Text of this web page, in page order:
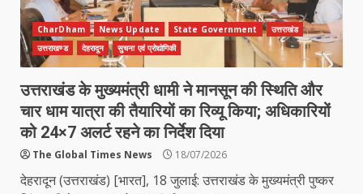
CharDham News Update State Government
उत्तराखंड
उत्तराखण्ड
देहरादून सुचना एवं प्रोद्योगिकी
उत्तराखंड के मुख्यमंत्री धामी ने मानसून की स्थिति और
चार धाम यात्रा की तैयारियों का रिव्यू किया; अधिकारियों
को 24×7 अलर्ट रहने का निर्देश दिया
The Global Times News 18/07/2026
देहरादून (उत्तराखंड) [भारत], 18 जुलाई: उत्तराखंड के मुख्यमंत्री पुष्कर